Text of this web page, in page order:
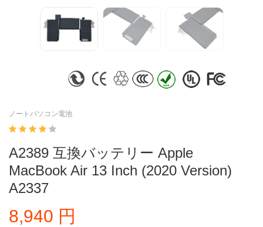
ノートパソコン電池
A2389 互換バッテリー Apple
MacBook Air 13 Inch (2020 Version)
A2337
8,940 円